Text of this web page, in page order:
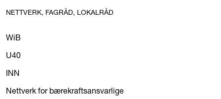
NETTVERK, FAGRÅD, LOKALRÅD
WiB
U40
INN
Nettverk for bærekraftsansvarlige